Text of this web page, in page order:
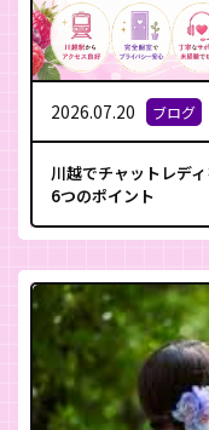
2026.07.20 ブログ
川越でチャットレデ
6つのポイント